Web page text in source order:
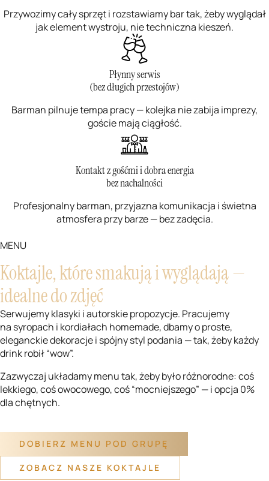
Przywozimy cały sprzęt i rozstawiamy bar tak, żeby wyglądał
jak element wystroju, nie techniczna kieszeń.​
Płynny serwis
(bez długich przestojów)
Barman pilnuje tempa pracy — kolejka nie zabija imprezy,
goście mają ciągłość.​
Kontakt z gośćmi i dobra energia
bez nachalności
Profesjonalny barman, przyjazna komunikacja i świetna
atmosfera przy barze — bez zadęcia.
MENU
Koktajle, które smakują i wyglądają —
idealne do zdjęć
Serwujemy klasyki i autorskie propozycje. Pracujemy
na syropach i kordiałach homemade, dbamy o proste,
eleganckie dekoracje i spójny styl podania — tak, żeby każdy
drink robił “wow”.
Zazwyczaj układamy menu tak, żeby było różnorodne: coś
lekkiego, coś owocowego, coś “mocniejszego” — i opcja 0%
dla chętnych.
DOBIERZ MENU POD GRUPĘ
ZOBACZ NASZE KOKTAJLE